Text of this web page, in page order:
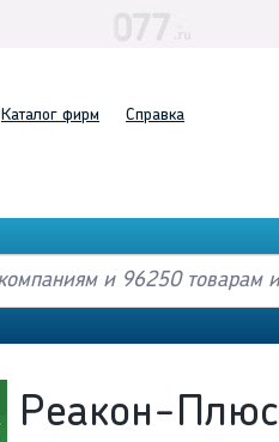
Каталог фирм Справка
Реакон-Плюс